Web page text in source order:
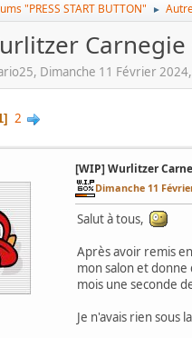
"PRESS START BUTTON" ►
Carnegie
Dimanche 11 Février
2
[WIP] Wurlitzer
Dimanche 11
Salut à tous,
Après avoir remis
mon salon et donne
mois une seconde
Je n'avais rien sous